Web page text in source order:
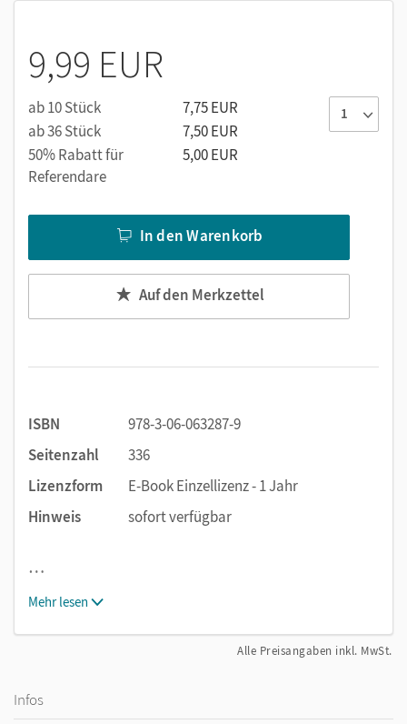
9,99 EUR
ab 10 Stück
7,75 EUR
ab 36 Stück
7,50 EUR
50% Rabatt für
Referendare
5,00 EUR
In den Warenkorb
Auf den Merkzettel
ISBN
978-3-06-063287-9
Seitenzahl
336
Lizenzform
E-Book Einzellizenz - 1 Jahr
Hinweis
sofort verfügbar
…
Mehr lesen
Alle Preisangaben inkl. MwSt.
Infos